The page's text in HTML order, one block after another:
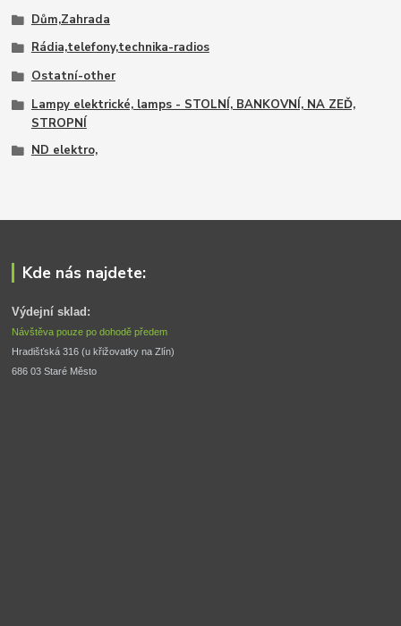
Dům,Zahrada
Rádia,telefony,technika-radios
Ostatní-other
Lampy elektrické, lamps - STOLNÍ, BANKOVNÍ, NA ZEĎ,
STROPNÍ
ND elektro,
Kde nás najdete:
Výdejní sklad:
Návštěva pouze po dohodě předem
Hradišťská 316 (u křižovatky na Zlín)
686 03 Staré Město